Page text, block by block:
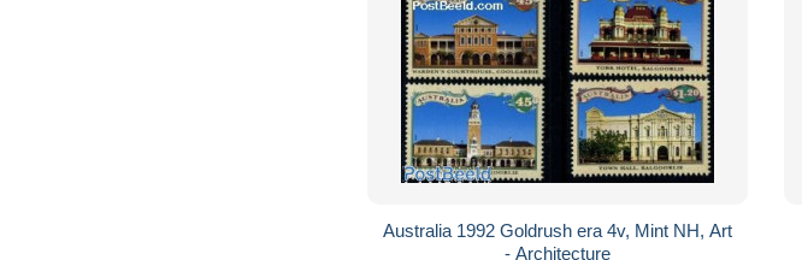
Australia 1992 Goldrush era 4v, Mint NH, Art
- Architecture